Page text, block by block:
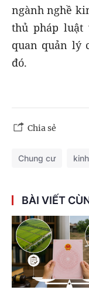
ngành nghề
thủ pháp luật
quan quản lý
đó.
Chia sẻ
Chung cư
BÀI VIẾT